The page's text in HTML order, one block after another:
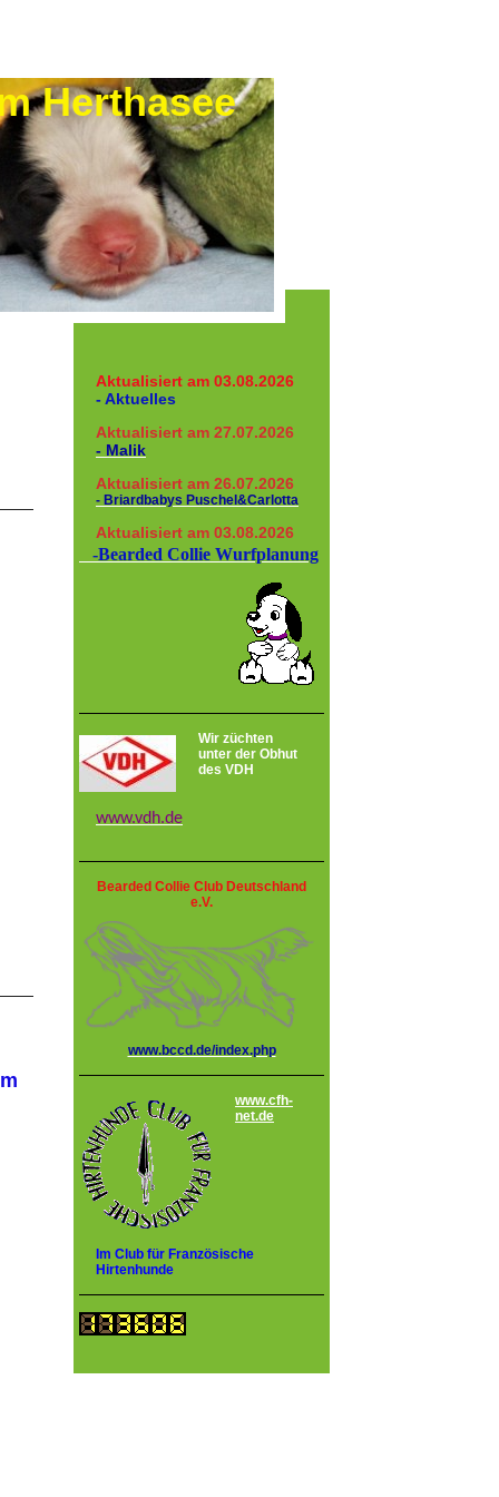
Aktualisiert am 03.08.2026
- Aktuelles
Aktualisiert am 27.07.2026
- Malik
Aktualisiert am 26.07.2026
- Briardbabys Puschel&Carlotta
Aktualisiert am 03.08.2026
-Bearded Collie Wurfplanung
Wir züchten
unter der Obhut
des VDH
www.vdh.de
Bearded Collie Club Deutschland
e.V.
www.bccd.de/index.php
www.cfh-
net.de
Im Club für Französische
Hirtenhunde